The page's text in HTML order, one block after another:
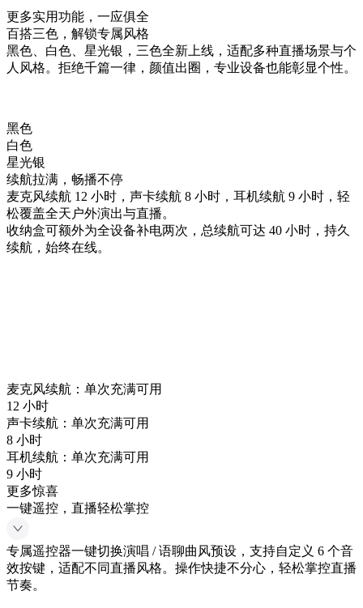
更多实用功能，一应俱全
百搭三色， 解锁专属风格
黑色、白色、星光银，三色全新上线，适配多种直播场景与个
人风格。拒绝千篇一律，颜值出圈，专业设备也能彰显个性。
黑色
白色
星光银
续航拉满， 畅播不停
麦克风续航 12 小时，声卡续航 8 小时，耳机续航 9 小时，轻
松覆盖全天户外演出与直播。
收纳盒可额外为全设备补电两次，总续航可达 40 小时，持久
续航，始终在线。
麦克风续航：单次充满可用
12 小时
声卡续航：单次充满可用
8 小时
耳机续航：单次充满可用
9 小时
更多惊喜
一键遥控，直播轻松掌控
专属遥控器一键切换演唱 / 语聊曲风预设，支持自定义 6 个音
效按键，适配不同直播风格。操作快捷不分心，轻松掌控直播
节奏。